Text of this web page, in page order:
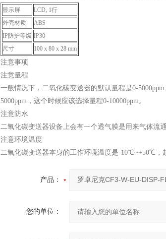
显示屏
LCD, 1行
外壳材质
ABS
IP防护等级 IP30
尺寸
100 x 80 x 28 mm
注意事项
注意量程
一般情况下，二氧化碳变送器的默认量程是0-
5000ppm，这个时候应该选择量程0-10000ppm。
注意防水
二氧化碳变送器设备上会有一个透气膜是用来气体流
注意环境温度
二氧化碳变送器本身的工作环境温度是-10℃~+50℃，
产品：
您的单位：